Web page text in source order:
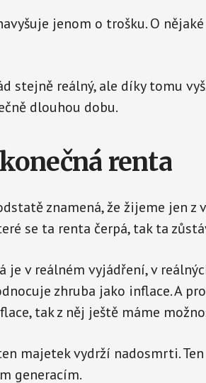
jenom o trošku. O
stejně reálný, ale díky tomu
dlouhou dobu.
renta
znamená, že žijeme jen z
se ta renta čerpá, tak ta
je v reálném vyjádření, v
zhruba jako inflace. A
tak z něj ještě máme
majetek vydrží nadosmrti.
generacím.